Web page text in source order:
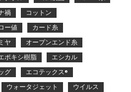
禍
コットン
ー値
カード糸
ヤ
オープンエンド糸
ポキシ樹脂
エシカル
グ
エコテックス®
ウォータジェット
ウイルス